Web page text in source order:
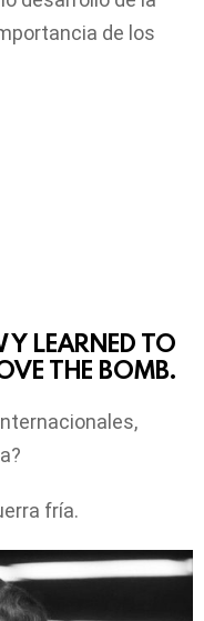
de los
LEARNED TO
THE BOMB.
fría.